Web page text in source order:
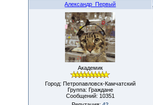
Александр_Первый
Академик
Город: Петропавловск-Камчатский
Группа: Граждане
Сообщений: 10351